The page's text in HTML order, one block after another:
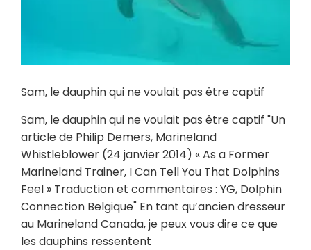
Sam, le dauphin qui ne voulait pas être captif
Sam, le dauphin qui ne voulait pas être captif "Un
article de Philip Demers, Marineland
Whistleblower (24 janvier 2014) « As a Former
Marineland Trainer, I Can Tell You That Dolphins
Feel » Traduction et commentaires : YG, Dolphin
Connection Belgique" En tant qu’ancien dresseur
au Marineland Canada, je peux vous dire ce que
les dauphins ressentent